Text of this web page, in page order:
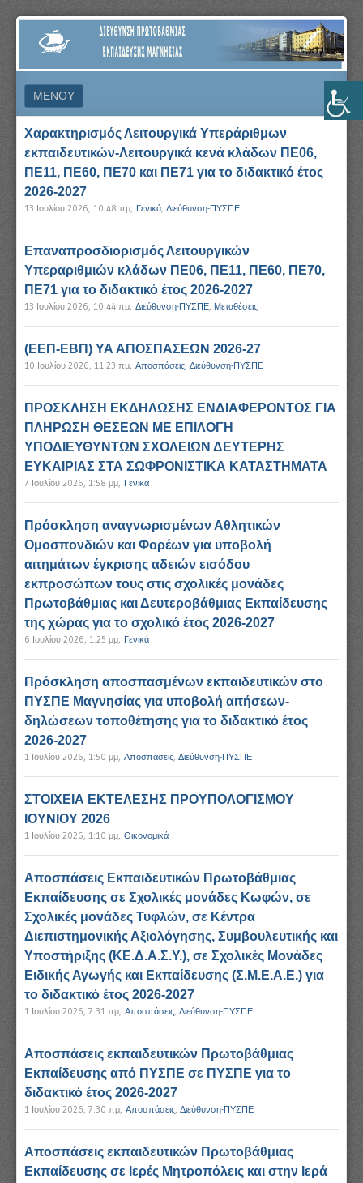
ΔΙΕΎΘΥΝΣΗ
ΠΡΩΤΟΒΆΘΜΙΑΣ
ΕΚΠΑΊΔΕΥΣΗΣ
ΜΑΓΝΗΣΊΑΣ
ΜΕΝΟΎ
ΜΕΤΆΒΑΣΗ ΣΕ ΠΕΡΙΕΧΌΜΕΝΟ
Χαρακτηρισμός Λειτουργικά Υπεράριθμων
εκπαιδευτικών-Λειτουργικά κενά κλάδων ΠΕ06,
ΠΕ11, ΠΕ60, ΠΕ70 και ΠΕ71 για το διδακτικό έτος
2026-2027
13 Ιουλίου 2026, 10:48 πμ, Γενικά, Διεύθυνση-ΠΥΣΠΕ
Επαναπροσδιορισμός Λειτουργικών
Υπεραριθμιών κλάδων ΠΕ06, ΠΕ11, ΠΕ60, ΠΕ70,
ΠΕ71 για το διδακτικό έτος 2026-2027
13 Ιουλίου 2026, 10:44 πμ, Διεύθυνση-ΠΥΣΠΕ, Μεταθέσεις
(ΕΕΠ-ΕΒΠ) ΥΑ ΑΠΟΣΠΑΣΕΩΝ 2026-27
10 Ιουλίου 2026, 11:23 πμ, Αποσπάσεις, Διεύθυνση-ΠΥΣΠΕ
ΠΡΟΣΚΛΗΣΗ ΕΚΔΗΛΩΣΗΣ ΕΝΔΙΑΦΕΡΟΝΤΟΣ ΓΙΑ
ΠΛΗΡΩΣΗ ΘΕΣΕΩΝ ΜΕ ΕΠΙΛΟΓΗ
ΥΠΟΔΙΕΥΘΥΝΤΩΝ ΣΧΟΛΕΙΩΝ ΔΕΥΤΕΡΗΣ
ΕΥΚΑΙΡΙΑΣ ΣΤΑ ΣΩΦΡΟΝΙΣΤΙΚΑ ΚΑΤΑΣΤΗΜΑΤΑ
7 Ιουλίου 2026, 1:58 μμ, Γενικά
Πρόσκληση αναγνωρισμένων Αθλητικών
Ομοσπονδιών και Φορέων για υποβολή
αιτημάτων έγκρισης αδειών εισόδου
εκπροσώπων τους στις σχολικές μονάδες
Πρωτοβάθμιας και Δευτεροβάθμιας Εκπαίδευσης
της χώρας για το σχολικό έτος 2026-2027
6 Ιουλίου 2026, 1:25 μμ, Γενικά
Πρόσκληση αποσπασμένων εκπαιδευτικών στο
ΠΥΣΠΕ Μαγνησίας για υποβολή αιτήσεων-
δηλώσεων τοποθέτησης για το διδακτικό έτος
2026-2027
1 Ιουλίου 2026, 1:50 μμ, Αποσπάσεις, Διεύθυνση-ΠΥΣΠΕ
ΣΤΟΙΧΕΙΑ ΕΚΤΕΛΕΣΗΣ ΠΡΟΥΠΟΛΟΓΙΣΜΟΥ
ΙΟΥΝΙΟΥ 2026
1 Ιουλίου 2026, 1:10 μμ, Οικονομικά
Αποσπάσεις Εκπαιδευτικών Πρωτοβάθμιας
Εκπαίδευσης σε Σχολικές μονάδες Κωφών, σε
Σχολικές μονάδες Τυφλών, σε Κέντρα
Διεπιστημονικής Αξιολόγησης, Συμβουλευτικής και
Υποστήριξης (ΚΕ.Δ.Α.Σ.Υ.), σε Σχολικές Μονάδες
Ειδικής Αγωγής και Εκπαίδευσης (Σ.Μ.Ε.Α.Ε.) για
το διδακτικό έτος 2026-2027
1 Ιουλίου 2026, 7:31 πμ, Αποσπάσεις, Διεύθυνση-ΠΥΣΠΕ
Αποσπάσεις εκπαιδευτικών Πρωτοβάθμιας
Εκπαίδευσης από ΠΥΣΠΕ σε ΠΥΣΠΕ για το
διδακτικό έτος 2026-2027
1 Ιουλίου 2026, 7:30 πμ, Αποσπάσεις, Διεύθυνση-ΠΥΣΠΕ
Αποσπάσεις εκπαιδευτικών Πρωτοβάθμιας
Εκπαίδευσης σε Ιερές Μητροπόλεις και στην Ιερά